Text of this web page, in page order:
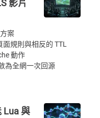
影片
案
規則與相反的 TTL
動作
為全網一次回源
Lua 與